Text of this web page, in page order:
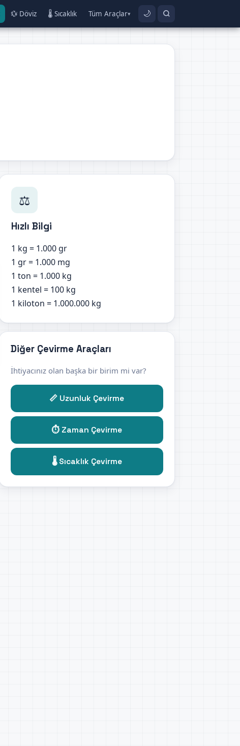
💱 Döviz 🌡️ Sıcaklık Tüm Araçlar▾ 🌙
⚖️
Hızlı Bilgi
1 kg = 1.000 gr
1 gr = 1.000 mg
1 ton = 1.000 kg
1 kentel = 100 kg
1 kiloton = 1.000.000 kg
Diğer Çevirme Araçları
İhtiyacınız olan başka bir birim mi var?
📏 Uzunluk Çevirme
⏱️ Zaman Çevirme
🌡️ Sıcaklık Çevirme